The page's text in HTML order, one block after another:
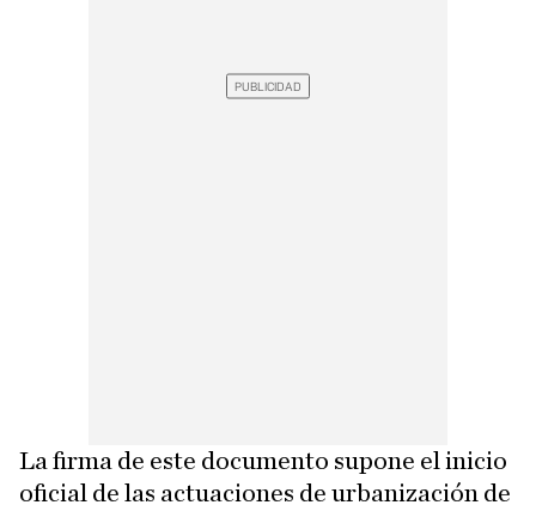
La firma de este documento supone el inicio
oficial de las actuaciones de urbanización de